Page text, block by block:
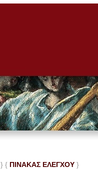
} { ΠΙΝΑΚΑΣ ΕΛΕΓΧΟΥ}